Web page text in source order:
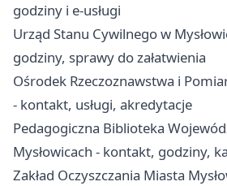
godziny i e-usługi
Urząd Stanu Cywilnego w
godziny, sprawy do załatwienia
Ośrodek Rzeczoznawstwa i
- kontakt, usługi, akredytacje
Pedagogiczna Biblioteka
Mysłowicach - kontakt, godziny,
Zakład Oczyszczania Miasta